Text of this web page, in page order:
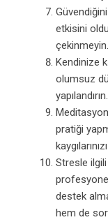
etkisini
çekinmeyin.
Kendinize
olumsuz
yapılandırın.
pratiği
Stresle ilgili
destek
hem de